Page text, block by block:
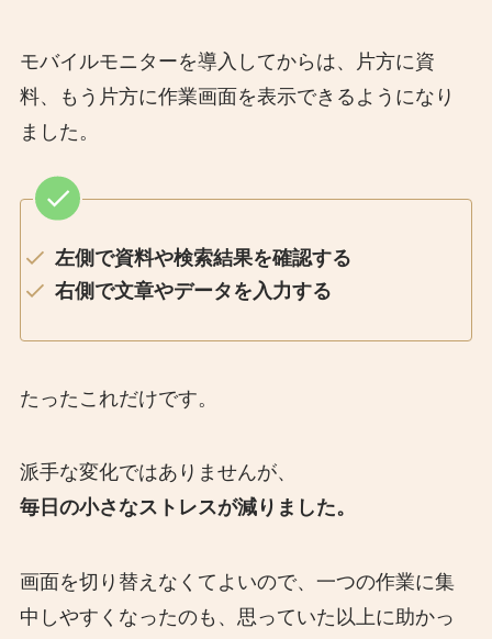
モバイルモニターを導入してからは、片方に資
料、もう片方に作業画面を表示できるようになり
ました。
左側で資料や検索結果を確認する
右側で文章やデータを入力する
たったこれだけです。
派手な変化ではありませんが、
毎日の小さなストレスが減りました。
画面を切り替えなくてよいので、一つの作業に集
中しやすくなったのも、思っていた以上に助かっ